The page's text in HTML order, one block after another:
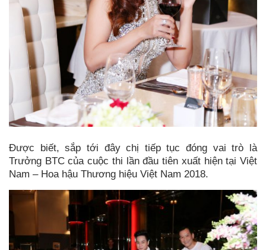
Được biết, sắp tới đây chị tiếp tục đóng vai trò là
Trưởng BTC của cuộc thi lần đầu tiên xuất hiện tại Việt
Nam – Hoa hậu Thương hiệu Việt Nam 2018.